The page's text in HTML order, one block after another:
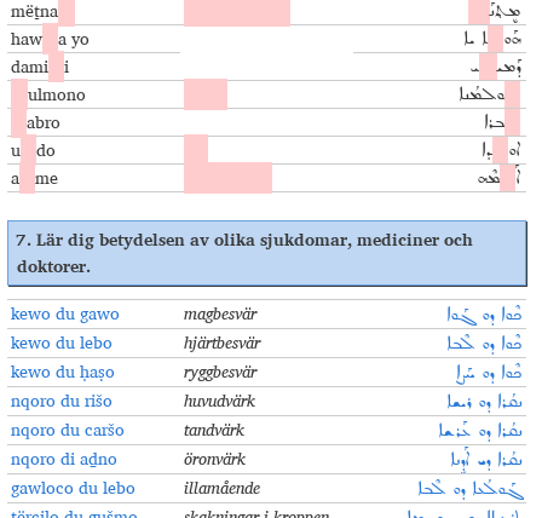
mëṯna ܡܷܬ݂ܢܰ
haw a yo ܗܰܘ ܐ ܝܐ
dami i ܕܰܡܝ ܝ
ulmono ܘܠܡܳܢܐ
abro ܒܪܐ
u do ܐܘ ܕܐ
a me ܐܰ ܡܶܗ
7. Lär dig betydelsen av olika sjukdomar, mediciner och
doktorer.
kewo du gawo magbesvär ܟܶܘܐ ܕܘ ܓܰܘܐ
kewo du lebo hjärtbesvär ܟܶܘܐ ܕܘ ܠܶܒܐ
kewo du ḥaṣo ryggbesvär ܟܶܘܐ ܕܘ ܚܰܨܐ
nqoro du rišo huvudvärk ܢܩܳܪܐ ܕܘ ܪܝܫܐ
nqoro du caršo tandvärk ܢܩܳܪܐ ܕܘ ܥܰܪܫܐ
nqoro di aḏno öronvärk ܢܩܳܪܐ ܕܝ ܐܰܕܹܢܐ
gawloco du lebo illamående ܓܰܘܠܳܥܐ ܕܘ ܠܶܒܐ